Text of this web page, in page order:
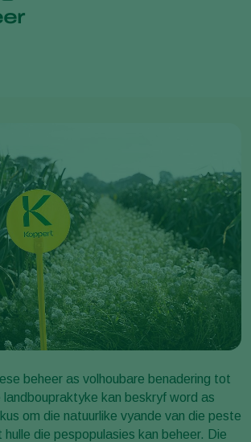
beheer as volhoubare benadering tot
landboupraktyke kan beskryf word as
om die natuurlike vyande van die peste
die pespopulasies kan beheer. Die